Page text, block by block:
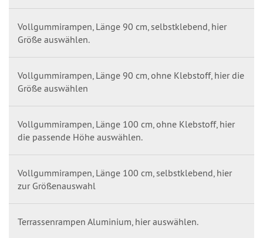
Vollgummirampen, Länge 90 cm, selbstklebend, hier
Größe auswählen.
Vollgummirampen, Länge 90 cm, ohne Klebstoff, hier die
Größe auswählen
Vollgummirampen, Länge 100 cm, ohne Klebstoff, hier
die passende Höhe auswählen.
Vollgummirampen, Länge 100 cm, selbstklebend, hier
zur Größenauswahl
Terrassenrampen Aluminium, hier auswählen.